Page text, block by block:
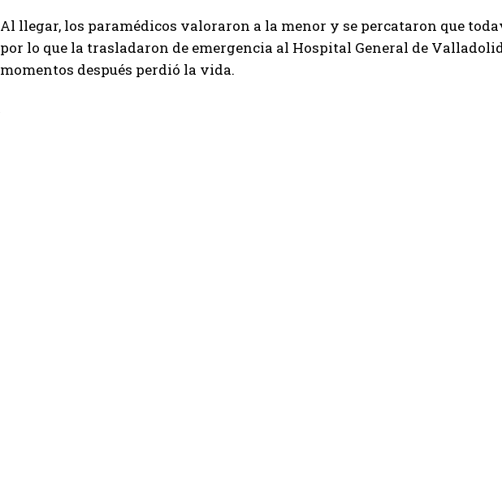
Al llegar, los paramédicos valoraron a la menor y se percataron que
por lo que la trasladaron de emergencia al Hospital General de
momentos después perdió la vida.